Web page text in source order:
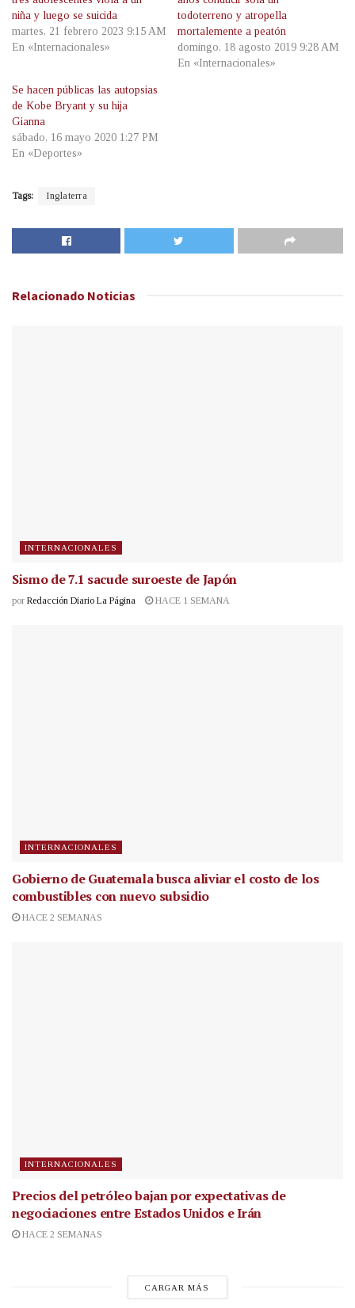
niña y luego se suicida
martes, 21 febrero 2023 9:15 AM
En «Internacionales»
todoterreno y atropella
mortalemente a peatón
domingo, 18 agosto 2019 9:28 AM
En «Internacionales»
Se hacen públicas las autopsias
de Kobe Bryant y su hija
Gianna
sábado, 16 mayo 2020 1:27 PM
En «Deportes»
Tags: Inglaterra
Relacionado Noticias
INTERNACIONALES
Sismo de 7.1 sacude suroeste de Japón
por Redacción Diario La Página HACE 1 SEMANA
INTERNACIONALES
Gobierno de Guatemala busca aliviar el costo de los
combustibles con nuevo subsidio
HACE 2 SEMANAS
INTERNACIONALES
Precios del petróleo bajan por expectativas de
negociaciones entre Estados Unidos e Irán
HACE 2 SEMANAS
CARGAR MÁS